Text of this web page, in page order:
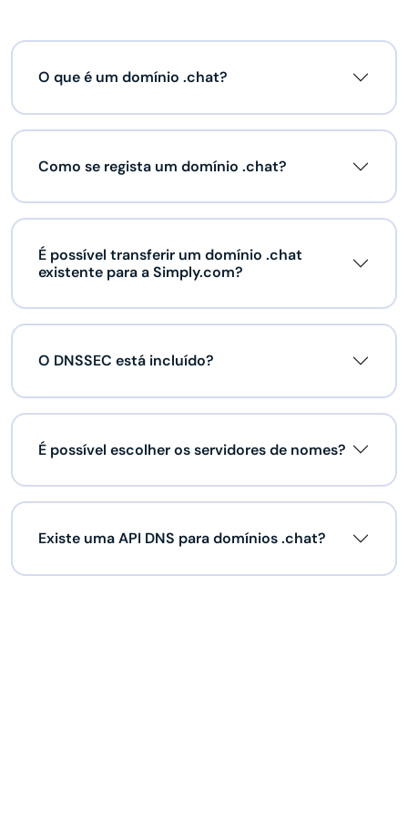
O que é um domínio .chat?
Como se regista um domínio .chat?
É possível transferir um domínio .chat
existente para a Simply.com?
O DNSSEC está incluído?
É possível escolher os servidores de nomes?
Existe uma API DNS para domínios .chat?